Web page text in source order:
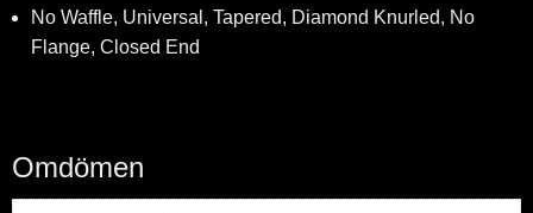
No Waffle, Universal, Tapered, Diamond Knurled, No
Flange, Closed End
Omdömen